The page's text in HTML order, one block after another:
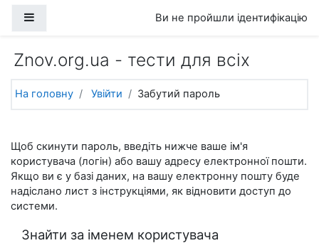
Ви не пройшли ідентифікацію
Znov.org.ua - тести для всіх
На головну Увійти Забутий пароль
Щоб скинути пароль, введіть нижче ваше ім'я
користувача (логін) або вашу адресу електронної пошти.
Якщо ви є у базі даних, на вашу електронну пошту буде
надіслано лист з інструкціями, як відновити доступ до
системи.
Знайти за іменем користувача